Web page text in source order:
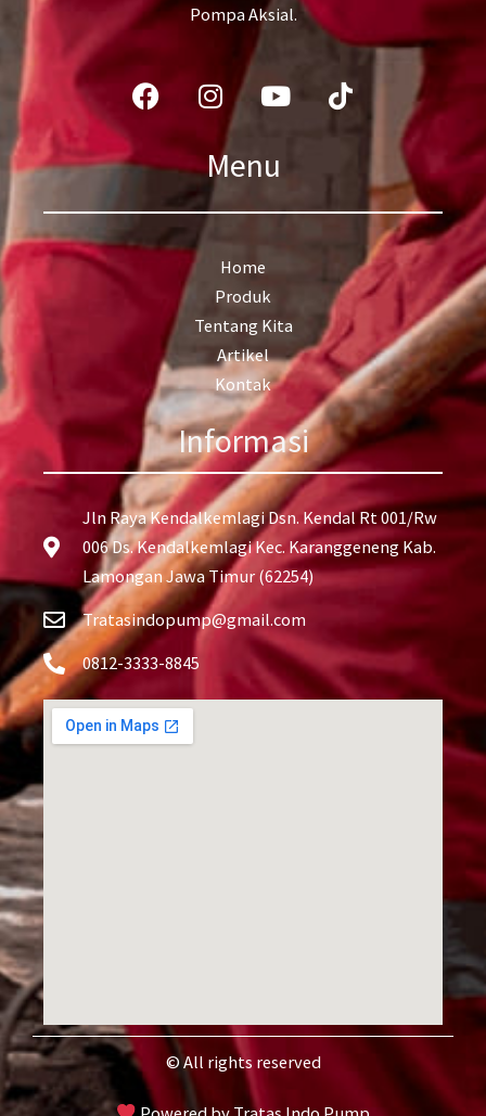
Pompa Aksial.
FacebookInstagramYoutubeTiktok
Menu
Home
Produk
Tentang Kita
Artikel
Kontak
Informasi
Jln Raya Kendalkemlagi Dsn. Kendal Rt 001/Rw
006 Ds. Kendalkemlagi Kec. Karanggeneng Kab.
Lamongan Jawa Timur (62254)
Tratasindopump@gmail.com
0812-3333-8845
© All rights reserved